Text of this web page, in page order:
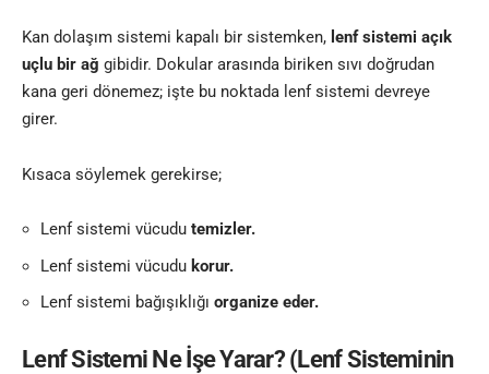
Kan dolaşım sistemi kapalı bir sistemken, lenf sistemi açık
uçlu bir ağ gibidir. Dokular arasında biriken sıvı doğrudan
kana geri dönemez; işte bu noktada lenf sistemi devreye
girer.
Kısaca söylemek gerekirse;
Lenf sistemi vücudu temizler.
Lenf sistemi vücudu korur.
Lenf sistemi bağışıklığı organize eder.
Lenf Sistemi Ne İşe Yarar? (Lenf Sisteminin